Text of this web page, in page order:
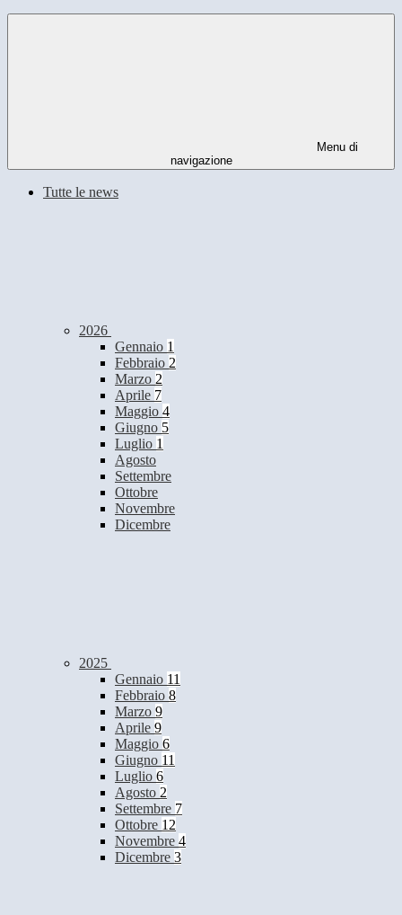
Menu di
navigazione
Tutte le news
2026
Gennaio 1
Febbraio 2
Marzo 2
Aprile 7
Maggio 4
Giugno 5
Luglio 1
Agosto
Settembre
Ottobre
Novembre
Dicembre
2025
Gennaio 11
Febbraio 8
Marzo 9
Aprile 9
Maggio 6
Giugno 11
Luglio 6
Agosto 2
Settembre 7
Ottobre 12
Novembre 4
Dicembre 3